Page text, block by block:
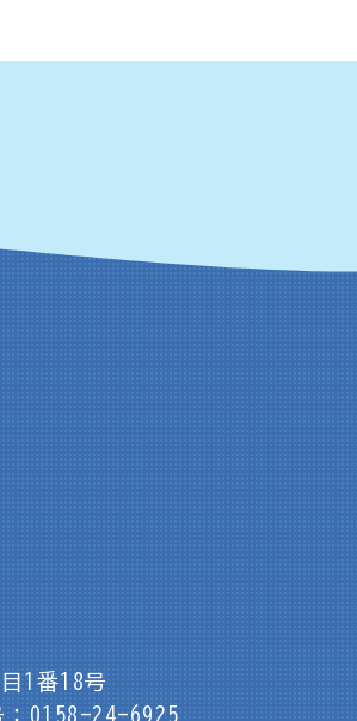
1番18号
：0158-24-6925